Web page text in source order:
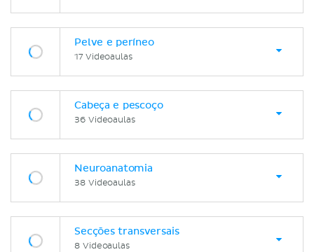
Pelve e períneo
17 Videoaulas
Cabeça e pescoço
36 Videoaulas
Neuroanatomia
38 Videoaulas
Secções transversais
8 Videoaulas